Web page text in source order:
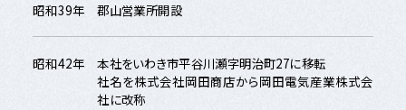
昭和39年 郡山営業所開設
昭和42年
本社をいわき市平谷川瀬字明治町27に移転
社名を株式会社岡田商店から岡田電気産業株式会
社に改称